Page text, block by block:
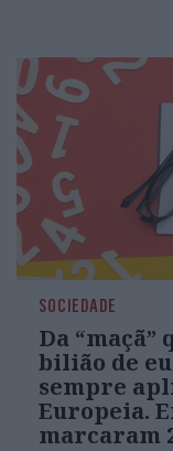
SOCIEDADE
Da “maçã”
bilião de
sempre
Europeia.
marcaram